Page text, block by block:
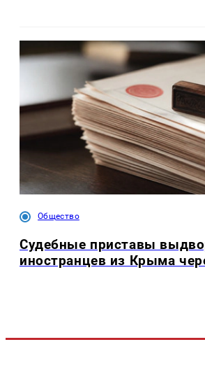
Общество
Судебные приставы
иностранцев из Крыма